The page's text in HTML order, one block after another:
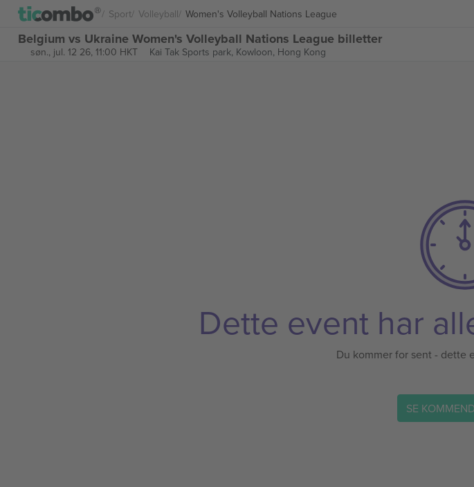
Sport Volleyball Women's Volleyball Nations League
Belgium vs Ukraine Women's Volleyball Nations League billetter
søn., jul. 12 26, 11:00 HKT Kai Tak Sports park, Kowloon, Hong Kong
Dette event har
Du kommer for sent - dette
SE